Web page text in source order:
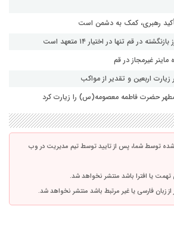
رهبری، کمک به دشمن است
غیرمجاز در قم
اربعین و تقدیر از مواکب
حضرت فاطمه معصومه(س) را زیارت کرد
توسط شما، پس از تایید توسط تیم مدیریت در وب
یا افترا باشد منتشر نخواهد شد.
از زبان فارسی یا غیر مرتبط باشد منتشر نخواهد شد.